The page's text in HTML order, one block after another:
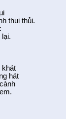
thui thủi.
khát
hát